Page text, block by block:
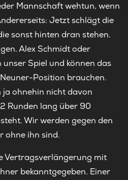
Mannschaft wehtun, wenn
Jetzt schlägt die
sonst hinten dran stehen.
Alex Schmidt oder
Spiel und können das
Position brauchen.
ohnehin nicht davon
Runden lang über 90
Wir werden gegen den
ohne ihn sind.
Vertragsverlängerung mit
bekanntgegeben. Einer